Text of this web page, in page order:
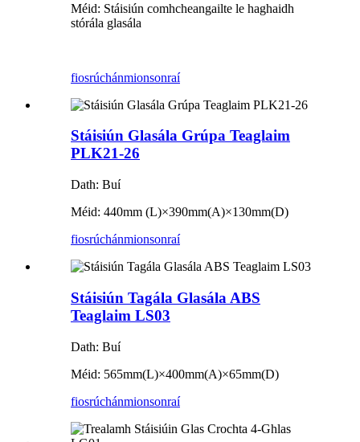
Méid: Stáisiún comhcheangailte le haghaidh
stórála glasála
fiosrúchánmionsonraí
Stáisiún Glasála Grúpa Teaglaim
PLK21-26
Dath: Buí
Méid: 440mm (L)×390mm(A)×130mm(D)
fiosrúchánmionsonraí
Stáisiún Tagála Glasála ABS
Teaglaim LS03
Dath: Buí
Méid: 565mm(L)×400mm(A)×65mm(D)
fiosrúchánmionsonraí